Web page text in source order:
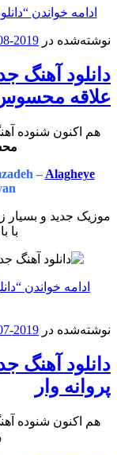
ادامه خواندن
نوشته‌شده در 2019-08-18
دانلود آهنگ
علاقه
هم اکنون شنوده
– Alagheye
موزیک جدید و بسیار
با
ادامه خواندن
نوشته‌شده در 2019-07-11
دانلود آهنگ
پروانه وار
هم اکنون شنوده